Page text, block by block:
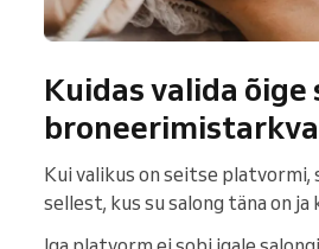
Kuidas valida õige
Kui valikus on seitse platvormi,
sellest, kus su salong täna on ja